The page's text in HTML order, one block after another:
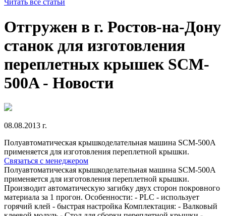
Читать все статьи
Отгружен в г. Ростов-на-Дону
станок для изготовления
переплетных крышек SCM-
500A - Новости
08.08.2013 г.
Полуавтоматическая крышкоделательная машина SCM-500A
применяется для изготовления переплетной крышки.
Связаться с менеджером
Полуавтоматическая крышкоделательная машина SCM-500A
применяется для изготовления переплетной крышки.
Производит автоматическую загибку двух сторон покровного
материала за 1 прогон. Особенности: - PLC - использует
горячий клей - быстрая настройка Комплектация: - Валковый